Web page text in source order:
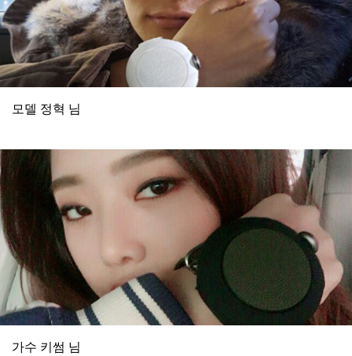
모델 정혁 님
가수 키썸 님